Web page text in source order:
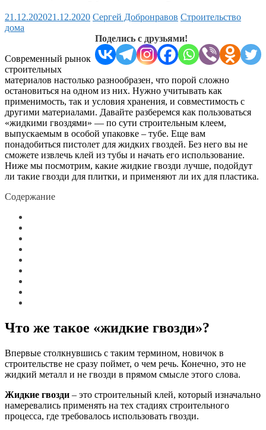
21.12.202021.12.2020 Сергей Добронравов Строительство
дома
Поделись с друзьями!
Современный рынок
строительных
материалов настолько разнообразен, что порой сложно
остановиться на одном из них. Нужно учитывать как
применимость, так и условия хранения, и совместимость с
другими материалами. Давайте разберемся как пользоваться
«жидкими гвоздями» — по сути строительным клеем,
выпускаемым в особой упаковке – тубе. Еще вам
понадобиться пистолет для жидких гвоздей. Без него вы не
сможете извлечь клей из тубы и начать его использование.
Ниже мы посмотрим, какие жидкие гвозди лучше, подойдут
ли такие гвозди для плитки, и применяют ли их для пластика.
Содержание
Что же такое «жидкие гвозди»?
Впервые столкнувшись с таким термином, новичок в
строительстве не сразу поймет, о чем речь. Конечно, это не
жидкий металл и не гвозди в прямом смысле этого слова.
Жидкие гвозди – это строительный клей, который изначально
намеревались применять на тех стадиях строительного
процесса, где требовалось использовать гвозди.